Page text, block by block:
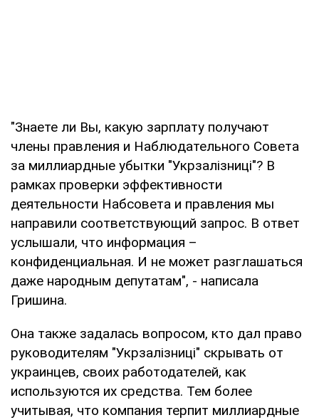
"Знаете ли Вы, какую зарплату получают
члены правления и Наблюдательного Совета
за миллиардные убытки "Укрзалізниці"? В
рамках проверки эффективности
деятельности Набсовета и правления мы
направили соответствующий запрос. В ответ
услышали, что информация –
конфиденциальная. И не может разглашаться
даже народным депутатам", - написала
Гришина.
Она также задалась вопросом, кто дал право
руководителям "Укрзалізниці" скрывать от
украинцев, своих работодателей, как
используются их средства. Тем более
учитывая, что компания терпит миллиардные